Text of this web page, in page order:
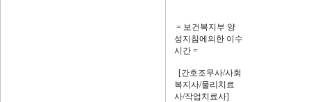
= 보건복지부 양
성지침에의한 이수
시간 =
[간호조무사/사회
복지사/물리치료
사/작업치료사]